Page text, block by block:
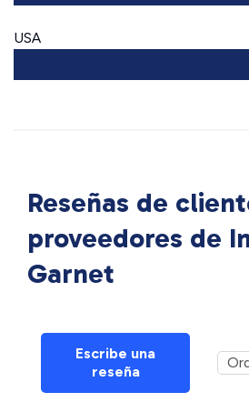
USA
Reseñas de
proveedores de
Garnet
Escribe una
reseña